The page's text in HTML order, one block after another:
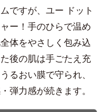
ですが、ユー ドット
ー！手のひらで温め
体をやさしく包み込
後の肌は手ごたえ充
るおい膜で守られ、
弾力感が続きます。